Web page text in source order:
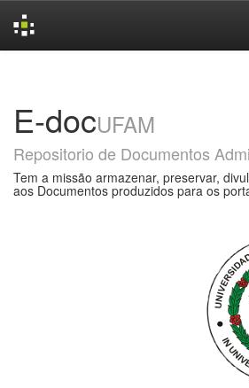
E-docUFAM
Repositorio de Documentos
Tem a missão armazenar, preservar,
aos Documentos produzidos para os